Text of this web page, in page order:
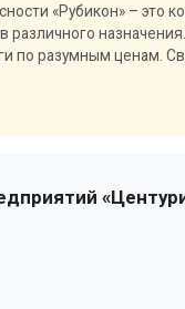
«Рубикон» – это
различного
по разумным ценам.